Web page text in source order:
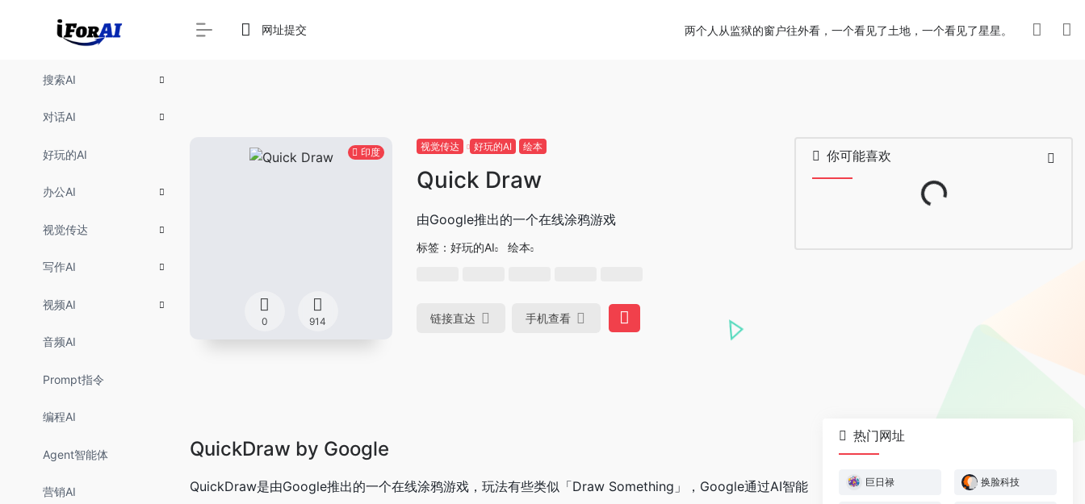
搜索AI
对话AI
好玩的AI
办公AI
视觉传达
写作AI
视频AI
音频AI
Prompt指令
编程AI
Agent智能体
营销AI
网址提交 两个人从监狱的窗户往外看，一个看见了土地，一个看见了星星。
印度
0 914
视觉传达 好玩的AI 绘本
Quick Draw
由Google推出的一个在线涂鸦游戏
标签： 好玩的AI 绘本
链接直达 手机查看
你可能喜欢
Loading...
QuickDraw by Google
QuickDraw是由Google推出的一个在线涂鸦游戏，玩法有些类似「Draw Something」，Google通过AI智能
热门网址
巨日禄 换脸科技